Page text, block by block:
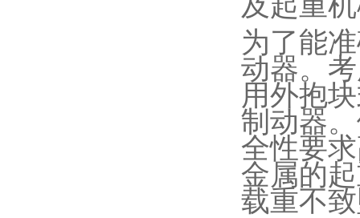
为了能
动器。
用外抱
制动器
全性要
金属的
载重不